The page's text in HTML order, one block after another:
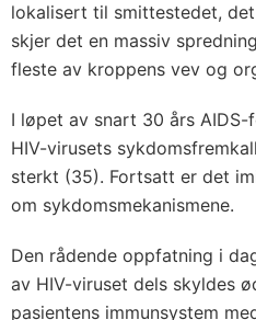
lokalisert til smittestedet,
skjer det en massiv
fleste av kroppens vev og
I løpet av snart 30 års
HIV-virusets
sterkt (35). Fortsatt er det
om sykdomsmekanismene.
Den rådende oppfatning i
av HIV-viruset dels skyldes
pasientens immunsystem